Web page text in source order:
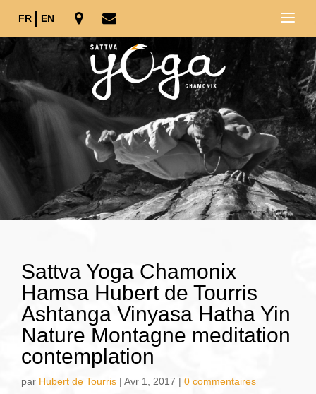
FR EN
Sattva Yoga Chamonix
Hamsa Hubert de Tourris
Ashtanga Vinyasa Hatha Yin
Nature Montagne meditation
contemplation
par Hubert de Tourris | Avr 1, 2017 | 0 commentaires